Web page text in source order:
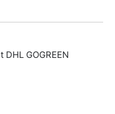
GOGREEN